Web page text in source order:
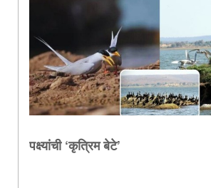
पक्ष्यांची ‌‘कृत्रिम बेटे‌’